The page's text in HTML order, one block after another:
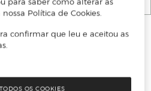
Política de Cookies.
confirmar que leu e aceitou as
OS COOKIES